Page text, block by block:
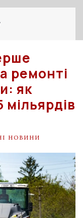
ремонті
як
мільярдів
НОВИНИ